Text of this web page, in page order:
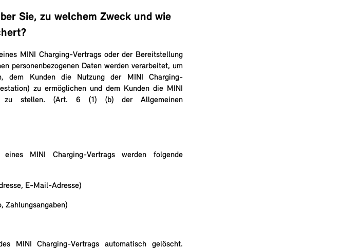
Sie, zu welchem Zweck und wie
MINI Charging-Vertrags oder der Bereitstellung
personenbezogenen Daten werden verarbeitet, um
dem Kunden die Nutzung der MINI Charging-
zu ermöglichen und dem Kunden die MINI
zu stellen. (Art. 6 (1) (b) der Allgemeinen
MINI Charging-Vertrags werden folgende
E-Mail-Adresse)
Zahlungsangaben)
MINI Charging-Vertrags automatisch gelöscht.